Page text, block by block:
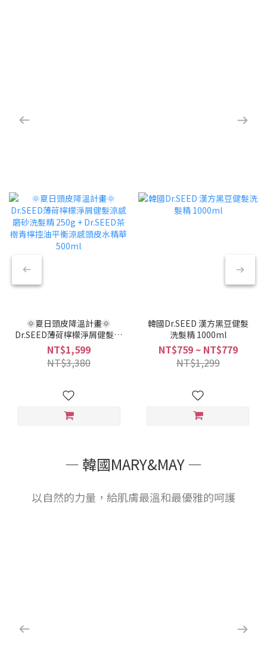
🌞夏日頭皮降溫計畫🌞
Dr.SEED薄荷檸檬淨屑健髮涼
感磨砂洗髮精 250g +
Dr.SEED茶樹青檸控油平衡涼
感頭皮水精華 500ml
NT$1,599
NT$3,380
韓國Dr.SEED 漢方黑豆健髮
洗髮精 1000ml
NT$759 ~ NT$779
NT$1,299
— 韓國MARY&MAY —
以自然的力量，給肌膚最溫和最優雅的呵護